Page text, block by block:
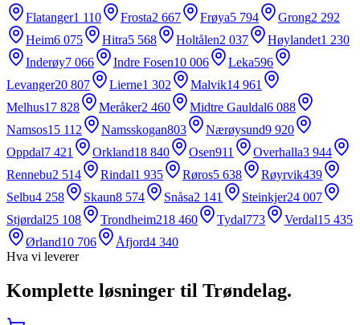
Flatanger1 110 Frosta2 667 Frøya5 794 Grong2 292
Heim6 075 Hitra5 568 Holtålen2 037 Høylandet1 230
Inderøy7 066 Indre Fosen10 006 Leka596
Levanger20 807 Lierne1 302 Malvik14 961
Melhus17 828 Meråker2 460 Midtre Gauldal6 088
Namsos15 112 Namsskogan803 Nærøysund9 920
Oppdal7 421 Orkland18 840 Osen911 Overhalla3 944
Rennebu2 514 Rindal1 935 Røros5 638 Røyrvik439
Selbu4 258 Skaun8 574 Snåsa2 141 Steinkjer24 007
Stjørdal25 108 Trondheim218 460 Tydal773 Verdal15 435
Ørland10 706 Åfjord4 340
Hva vi leverer
Komplette løsninger til Trøndelag.